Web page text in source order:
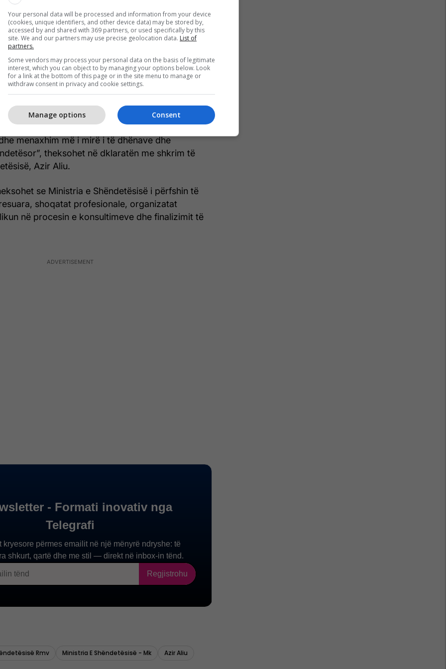
seksualisht të transmetueshme (IST) dhe
shëndeti seksual dhe riprodhues i
me bazë gjinore, si dhe menopauza dhe
strategjike 2026–2030, janë paraparë këto
përmirësimi i qasjes në shërbimet shëndetësore
ngritja e vetëdijes publike për shëndetin
forcimi dhe rritja e kapaciteteve të sistemit
i shërbimeve të integruara dhe cilësore
menaxhim më i mirë i të dhënave dhe
theksohet në dklaratën me shkrim të
Azir Aliu.
se Ministria e Shëndetësisë i përfshin të
shoqatat profesionale, organizatat
në procesin e konsultimeve dhe finalizimit të
Your personal data will be processed and information from your device
(cookies, unique identifiers, and other device data) may be stored by,
accessed by and shared with 369 partners, or used specifically by this
site. We and our partners may use precise geolocation data. List of
partners.
Some vendors may process your personal data on the basis of legitimate
interest, which you can object to by managing your options below. Look
for a link at the bottom of this page or in the site menu to manage or
withdraw consent in privacy and cookie settings.
Consent
Manage options